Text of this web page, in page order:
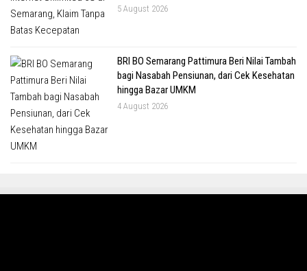
5 August 2026
BRI BO Semarang Pattimura Beri Nilai Tambah
bagi Nasabah Pensiunan, dari Cek Kesehatan
hingga Bazar UMKM
4 August 2026